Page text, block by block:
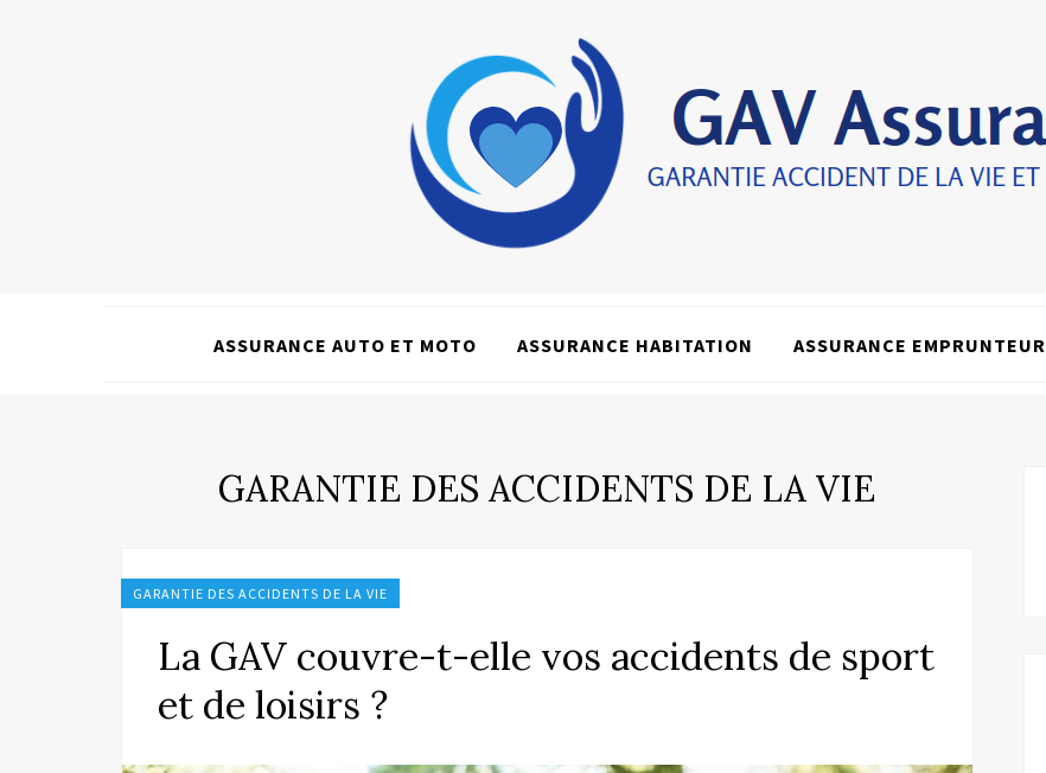
ASSURANCE AUTO ET MOTO ASSURANCE HABITATION ASSURANCE EMPRUNTEUR
GARANTIE DES ACCIDENTS DE LA VIE
GARANTIE DES ACCIDENTS DE LA VIE
La GAV couvre-t-elle vos accidents de sport
et de loisirs ?